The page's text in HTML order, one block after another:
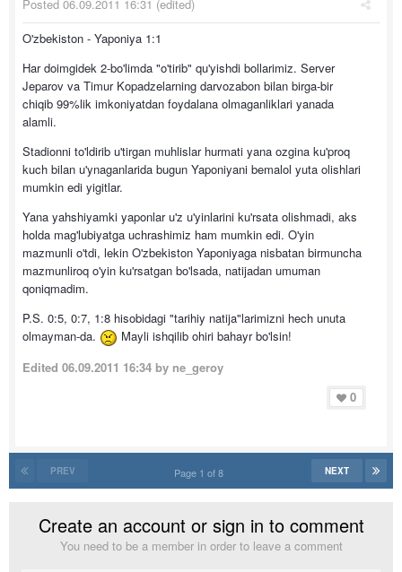
Posted 06.09.2011 16:31 (edited)
O'zbekiston - Yaponiya 1:1
Har doimgidek 2-bo'limda "o'tirib" qu'yishdi bollarimiz. Server
Jeparov va Timur Kopadzelarning darvozabon bilan birga-bir
chiqib 99%lik imkoniyatdan foydalana olmaganliklari yanada
alamli.
Stadionni to'ldirib u'tirgan muhlislar hurmati yana ozgina ku'proq
kuch bilan u'ynaganlarida bugun Yaponiyani bemalol yuta olishlari
mumkin edi yigitlar.
Yana yahshiyamki yaponlar u'z u'yinlarini ku'rsata olishmadi, aks
holda mag'lubiyatga uchrashimiz ham mumkin edi. O'yin
mazmunli o'tdi, lekin O'zbekiston Yaponiyaga nisbatan birmuncha
mazmunliroq o'yin ku'rsatgan bo'lsada, natijadan umuman
qoniqmadim.
P.S. 0:5, 0:7, 1:8 hisobidagi "tarihiy natija"larimizni hech unuta
olmayman-da.
Mayli ishqilib ohiri bahayr bo'lsin!
Edited 06.09.2011 16:34 by ne_geroy
0
PREV NEXT
Page 1 of 8
Create an account or sign in to comment
You need to be a member in order to leave a comment